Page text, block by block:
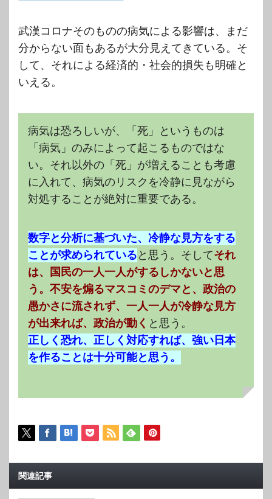
武漢コロナそのものの病気による影響は、まだ
分からない面もあるが大分見えてきている。そ
して、それによる経済的・社会的損失も明確と
いえる。
病気は恐ろしいが、「死」というものは
「病気」のみによって起こるものではな
い。それ以外の「死」が増えることも考慮
に入れて、病気のリスクを冷静に見ながら
対処することが絶対に重要である。
数字と分析に基づいた、冷静な見方をする
ことが求められていると思う。そしてそれ
は、国民の一人一人がするしかないと思
う。不安を煽るマスコミのデマと、政治の
愚かさに流されず、一人一人が冷静な見方
が出来れば、政治が動く と思う。
正しく恐れ、正しく対応すれば、強い日本
を作ることは十分可能と思う。
関連記事